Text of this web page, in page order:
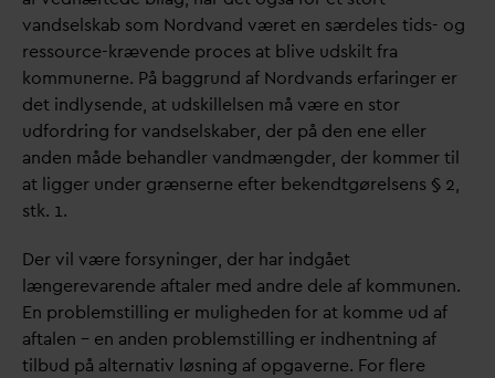
vandselskab som Nordvand været en særdeles tids- og
ressource-krævende proces at blive udskilt fra
kommunerne. På baggrund af Nordvands erfaringer er
det indlysende, at udskillelsen må være en stor
udfordring for vandselskaber, der på den ene eller
anden måde behandler vandmængder, der kommer til
at ligger under grænserne efter bekendtgørelsens § 2,
stk. 1.
Der vil være forsyninger, der har indgået
længerevarende aftaler med andre dele af kommunen.
En problemstilling er muligheden for at komme ud af
aftalen – en anden problemstilling er indhentning af
tilbud på alternativ løsning af opgaverne. For flere